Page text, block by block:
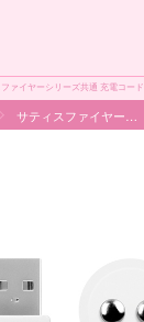
ァイヤーシリーズ共通 充電コード